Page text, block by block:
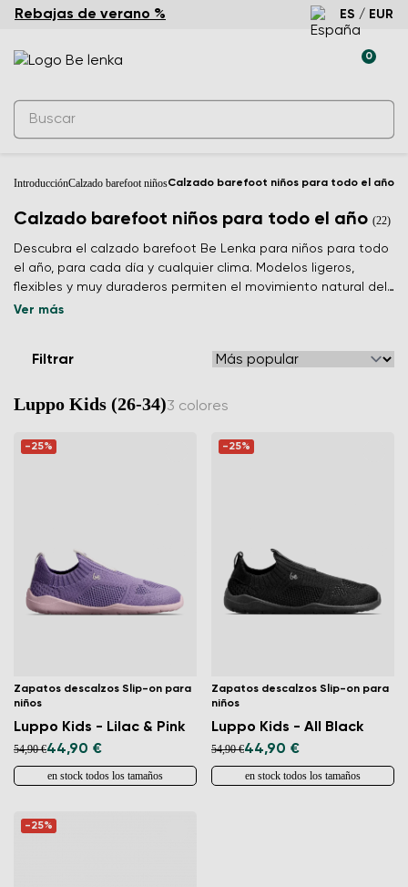
Rebajas de verano % ES / EUR
0
IntroducciónCalzado barefoot niñosCalzado barefoot niños para todo el año
Calzado barefoot niños para todo el año (22)
Descubra el calzado barefoot Be Lenka para niños para todo
el año, para cada día y cualquier clima. Modelos ligeros,
flexibles y muy duraderos permiten el movimiento natural del
pie infantil. Comodidad de primavera a invierno.
Ver más
Filtrar
Luppo Kids (26-34)3 colores
-25%
Zapatos descalzos Slip-on para
niños
Luppo Kids - Lilac & Pink
54,90 €44,90 €
en stock todos los tamaños
-25%
Zapatos descalzos Slip-on para
niños
Luppo Kids - All Black
54,90 €44,90 €
en stock todos los tamaños
-25%